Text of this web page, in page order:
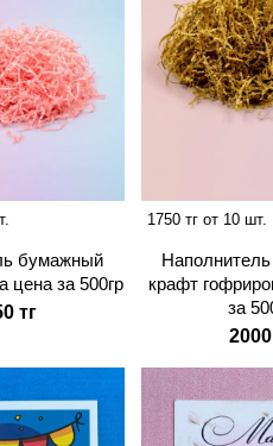
бумажный
цена за 500гр
тг
1750 тг от 10 шт.
крафт
за
2000